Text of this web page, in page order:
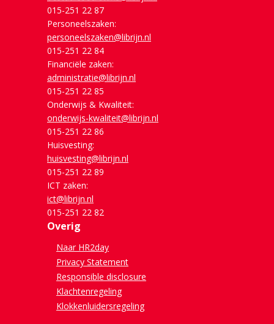
015-251 22 87
Personeelszaken:
personeelszaken@librijn.nl
015-251 22 84
Financiële zaken:
administratie@librijn.nl
015-251 22 85
Onderwijs & Kwaliteit:
onderwijs-kwaliteit@librijn.nl
015-251 22 86
Huisvesting:
huisvesting@librijn.nl
015-251 22 89
ICT zaken:
ict@librijn.nl
015-251 22 82
Overig
Naar HR2day
Privacy Statement
Responsible disclosure
Klachtenregeling
Klokkenluidersregeling